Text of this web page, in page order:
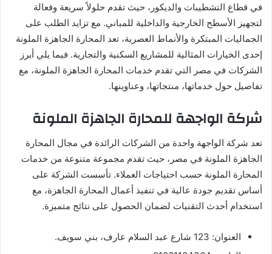
في قطاع التشطيبات والديكور، حيث تقدم حلولاً سريعة وفعالة
لتجهيز الأسطح الخارجية والداخلية للمباني. مع تزايد الطلب على
الجماليات المبتكرة والأنماط العصرية، تعد المحارة الجاهزة الملونة
إحدى الخيارات المثالية للمشاريع السكنية والتجارية. فيما يلي أبرز
الشركات في مصر التي تقدم خدمات المحارة الجاهزة الملونة، مع
تفاصيل حول خدماتها، منتجاتها، وعناوينها.
شركة الواجهة للمحارة الجاهزة الملونة
تعد شركة الواجهة واحدة من الشركات الرائدة في مجال المحارة
الجاهزة الملونة في مصر، حيث تقدم مجموعة متنوعة من خدمات
المحارة الملونة حسب احتياجات العملاء. تأسست الشركة على
أساس تقديم جودة عالية في تنفيذ أعمال المحارة الجاهزة، مع
استخدام أحدث التقنيات لضمان الحصول على نتائج متميزة.
العنوان: 123 شارع عبد السلام عارف، بني سويف.